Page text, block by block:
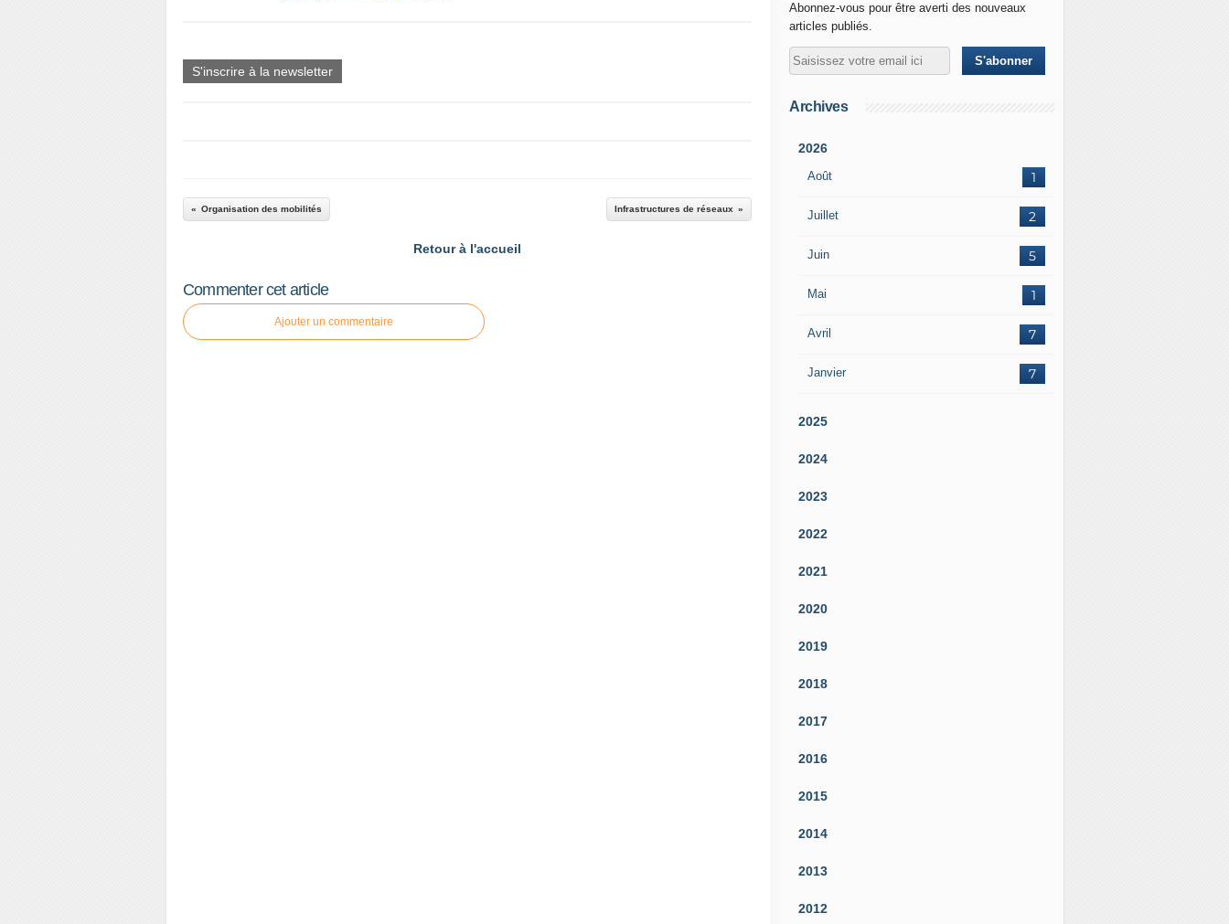
S'inscrire à la newsletter
Organisation des mobilités Infrastructures de réseaux
Retour à l'accueil
Commenter cet article
Ajouter un commentaire
Abonnez-vous pour être averti des nouveaux
articles publiés.
Archives
2026
Août 1
Juillet 2
Juin 5
Mai 1
Avril 7
Janvier 7
2025
2024
2023
2022
2021
2020
2019
2018
2017
2016
2015
2014
2013
2012